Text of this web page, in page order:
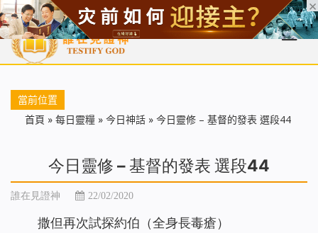
首頁 每日靈糧 天國福音 基督徒見證 信仰解答 聖經
當前位置
首頁 » 每日靈糧 » 今日神話 » 今日靈修 – 基督的發表 選段44
今日靈修 – 基督的發表 選段44
誰在見證神 22/02/2020
撒但再次試探約伯（全身長毒瘡）